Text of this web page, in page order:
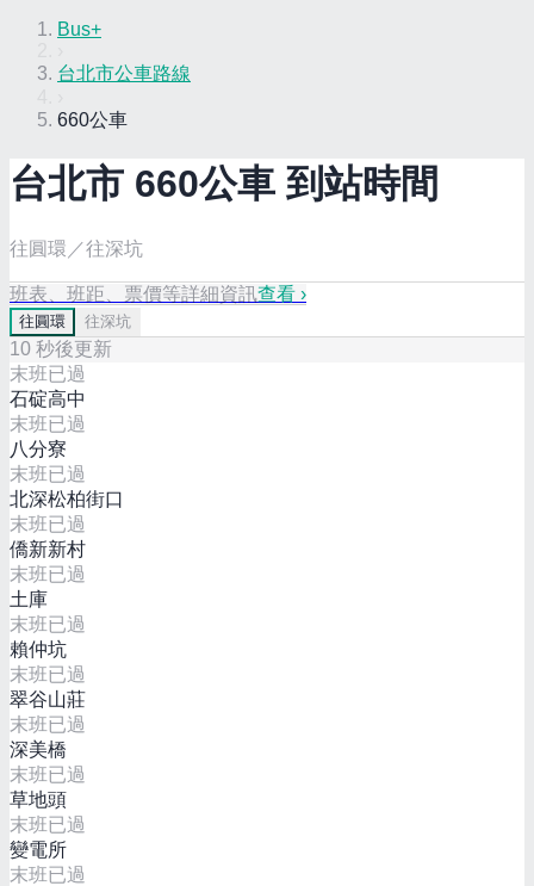
Bus+
台北市公車路線
660公車
台北市 660公車 到站時間
往圓環／往深坑
班表、班距、票價等詳細資訊查看 ›
往 圓環 往深坑
10 秒後更新
末班已過
石碇高中
末班已過
八分寮
末班已過
北深松柏街口
末班已過
僑新新村
末班已過
土庫
末班已過
賴仲坑
末班已過
翠谷山莊
末班已過
深美橋
末班已過
草地頭
末班已過
變電所
末班已過